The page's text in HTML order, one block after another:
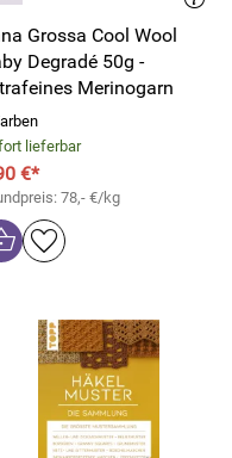
Grossa Cool Wool
Degradé 50g -
Merinogarn
lieferbar
€*
78,- €/kg